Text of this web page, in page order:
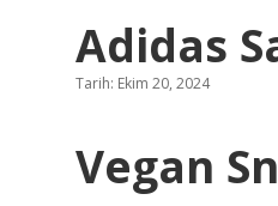
Adidas
Tarih: Ekim 20, 2024
Vegan